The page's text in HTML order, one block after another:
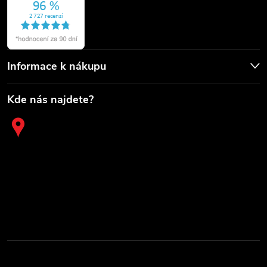
Informace k nákupu
Kde nás najdete?